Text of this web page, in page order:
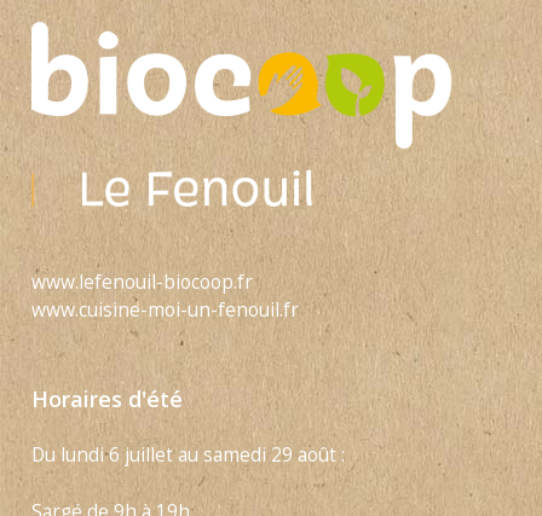
www.lefenouil-biocoop.fr
www.cuisine-moi-un-fenouil.fr
Horaires d'été
Du lundi 6 juillet au samedi 29 août :